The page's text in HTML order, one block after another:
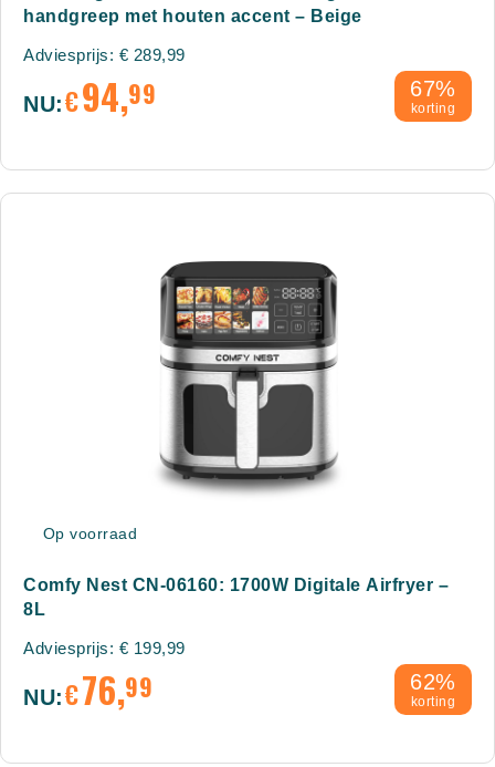
handgreep met houten accent – Beige
Adviesprijs: € 289,99
NU:€94,99 67%
korting
Op voorraad
Comfy Nest CN-06160: 1700W Digitale Airfryer –
8L
Adviesprijs: € 199,99
NU:€76,99 62%
korting